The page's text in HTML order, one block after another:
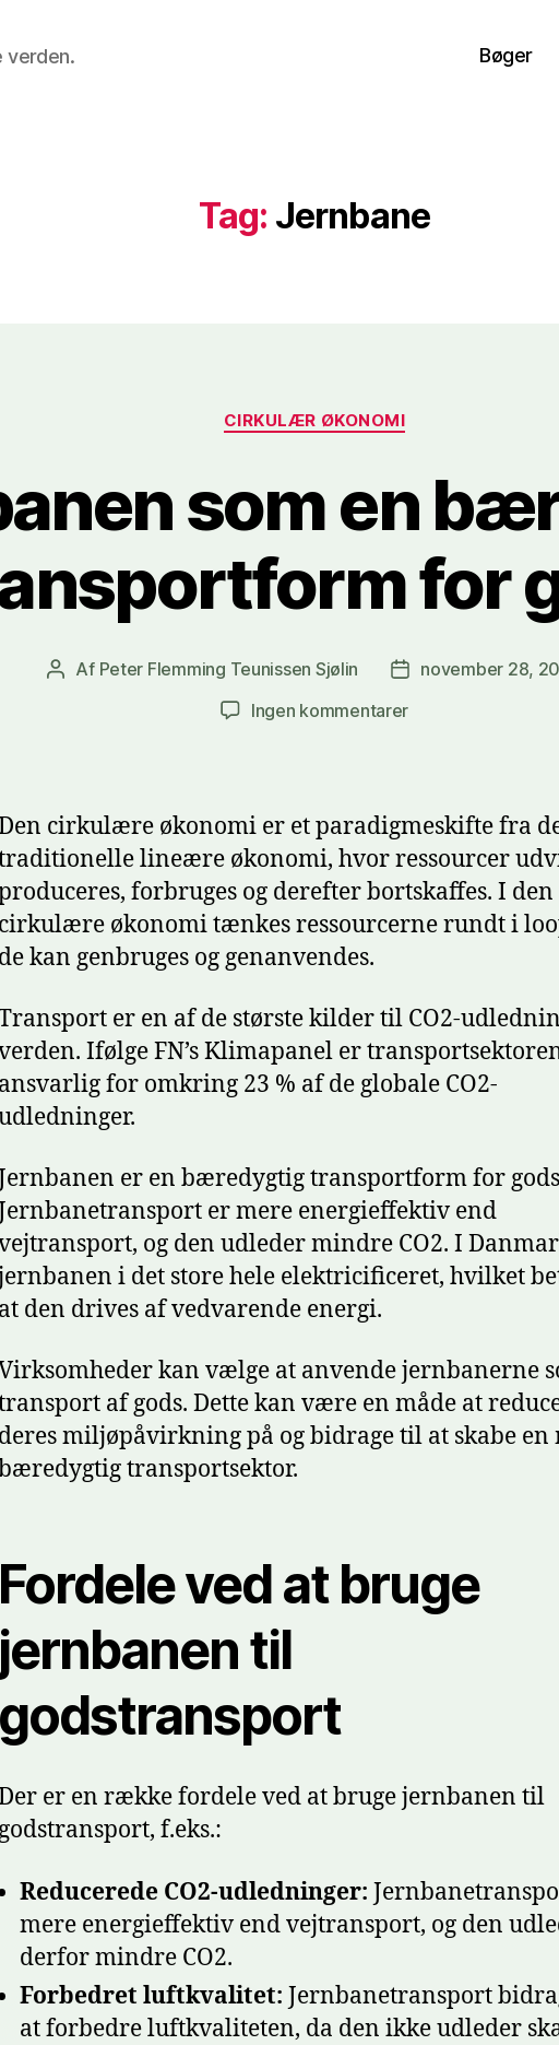
verden. Bøger
Tag: Jernbane
Kategorier
CIRKULÆR ØKONOMI
som en
for
Indlægsforfatter
Af Peter Flemming Teunissen Sjølin Indlægsdato
november 28,
Ingen kommentarertil
bæredygtig
transportform
for
gods
cirkulære økonomi er et paradigmeskifte fra
lineære økonomi, hvor ressourcer
forbruges og derefter bortskaffes. I den
cirkulære økonomi tænkes ressourcerne rundt i
de kan genbruges og genanvendes.
er en af de største kilder til CO2-
Ifølge FN’s Klimapanel er
ansvarlig for omkring 23 % af de globale CO2-
er en bæredygtig transportform for
er mere energieffektiv end
og den udleder mindre CO2. I
i det store hele elektricificeret, hvilket
at den drives af vedvarende energi.
kan vælge at anvende jernbanerne
af gods. Dette kan være en måde at
deres miljøpåvirkning på og bidrage til at skabe en
transportsektor.
Fordele ved at bruge
jernbanen til
godstransport
er en række fordele ved at bruge jernbanen til
godstransport, f.eks.:
Reducerede CO2-udledninger:
mere energieffektiv end vejtransport, og den
derfor mindre CO2.
Forbedret luftkvalitet: Jernbanetransport
at forbedre luftkvaliteten, da den ikke udleder